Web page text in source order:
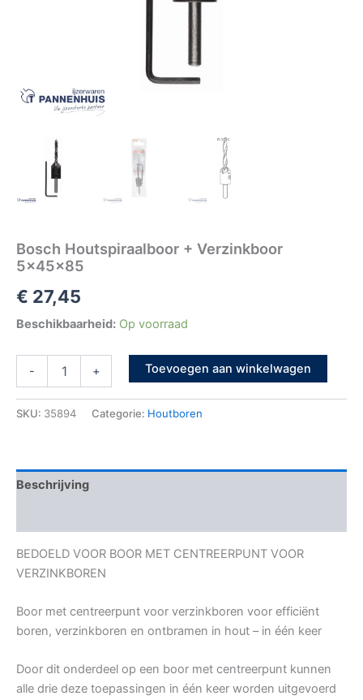
Bosch Houtspiraalboor + Verzinkboor
5x45x85
€ 27,45
Beschikbaarheid: Op voorraad
- + Toevoegen aan winkelwagen
SKU: 35894 Categorie: Houtboren
Beschrijving
BEDOELD VOOR BOOR MET CENTREERPUNT VOOR
VERZINKBOREN
Boor met centreerpunt voor verzinkboren voor efficiënt
boren, verzinkboren en ontbramen in hout – in één keer
Door dit onderdeel op een boor met centreerpunt kunnen
alle drie deze toepassingen in één keer worden uitgevoerd